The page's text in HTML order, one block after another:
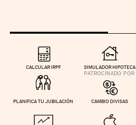
CALCULAR IRPF SIMULADOR HIPOTECA
PLANIFICA TU JUBILACIÓN CAMBIO DIVISAS